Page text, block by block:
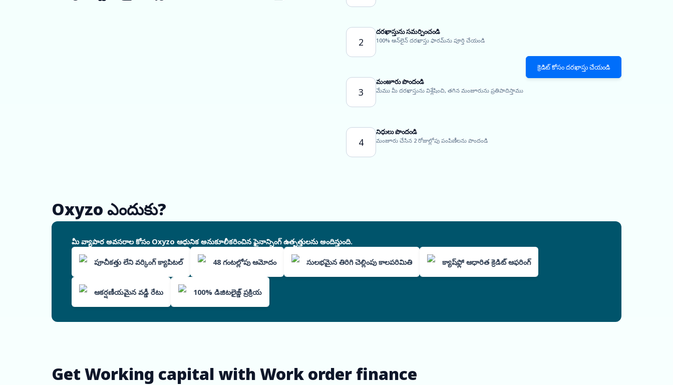
2
దరఖాస్తును సమర్పించండి
100% ఆన్‌లైన్ దరఖాస్తు ఫారమ్‌ను పూర్తి చేయండి
3
మంజూరు పొందండి
మేము మీ దరఖాస్తును విశ్లేషించి, తగిన మంజూరును ప్రతిపాదిస్తాము
4
నిధులు పొందండి
మంజూరు చేసిన 2 రోజుల్లోపు పంపిణీలను పొందండి
క్రెడిట్ కోసం దరఖాస్తు చేయండి
Oxyzo ఎందుకు?
మీ వ్యాపార అవసరాల కోసం Oxyzo ఆధునిక అనుకూలీకరించిన ఫైనాన్సింగ్ ఉత్పత్తులను అందిస్తుంది.
పూచీకత్తు లేని వర్కింగ్ క్యాపిటల్ 48 గంటల్లోపు ఆమోదం సులభమైన తిరిగి చెల్లింపు కాలపరిమితి క్యాష్‌ఫ్లో ఆధారిత క్రెడిట్ ఆఫరింగ్
ఆకర్షణీయమైన వడ్డీ రేటు 100% డిజిటలైజ్డ్ ప్రక్రియ
Get Working capital with Work order finance